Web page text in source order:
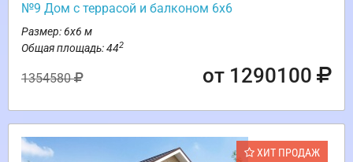
№9 Дом с террасой и балконом 6х6
Размер: 6х6 м
Общая площадь: 442
1354580 от 1290100
ХИТ ПРОДАЖ